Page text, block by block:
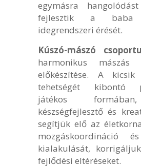
egymásra
fejlesztik a baba
idegrendszeri érését.
Kúszó-mászó
harmonikus
előkészítése. A kicsik
tehetségét kibontó
játékos
készségfejlesztő és
segítjük elő az
mozgáskoordináció
kialakulását,
fejlődési eltéréseket.